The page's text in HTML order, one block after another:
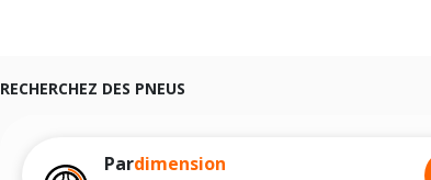
Les images du pneu quad, les avis clients et un descriptif complet
RECHERCHEZ DES PNEUS
Pardimension